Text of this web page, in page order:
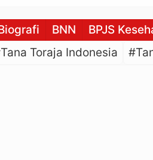
BNN BPJS
Toraja Indonesia